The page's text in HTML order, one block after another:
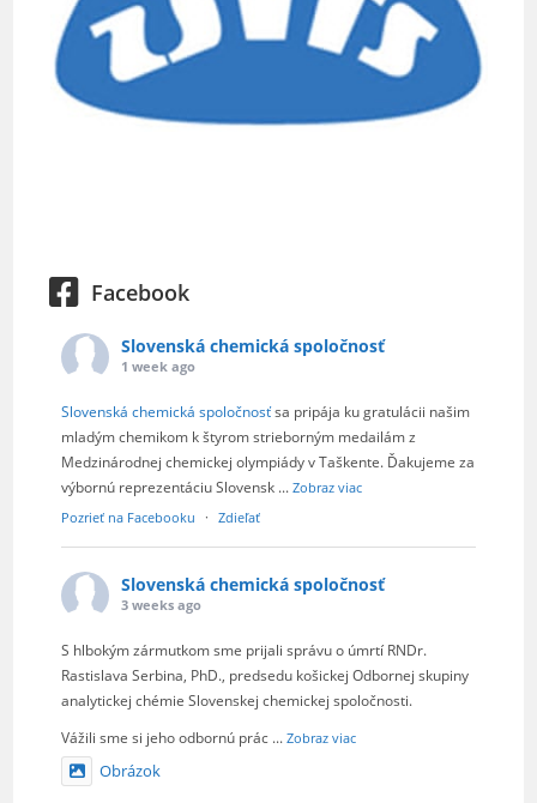
Facebook
Slovenská chemická spoločnosť
1 week ago
Slovenská chemická spoločnosťsa pripája ku gratulácii našim
mladým chemikom k štyrom strieborným medailám z
Medzinárodnej chemickej olympiády v Taškente. Ďakujeme za
výbornú reprezentáciu Slovensk ...Zobraz viac
Pozrieť na Facebooku
· Zdieľať
Slovenská chemická spoločnosť
3 weeks ago
S hlbokým zármutkom sme prijali správu o úmrtí RNDr.
Rastislava Serbina, PhD., predsedu košickej Odbornej skupiny
analytickej chémie Slovenskej chemickej spoločnosti.
Vážili sme si jeho odbornú prác ...Zobraz viac
Obrázok